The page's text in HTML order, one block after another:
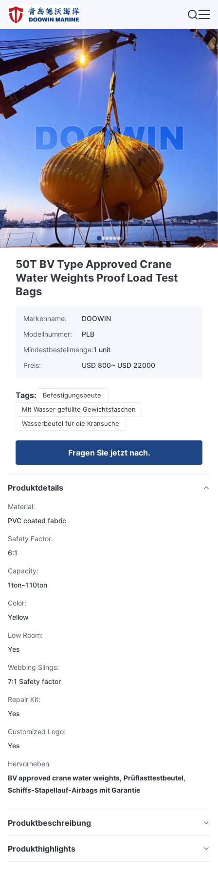
50T BV Type Approved Crane
Water Weights Proof Load Test
Bags
Markenname:
DOOWIN
Modellnummer:
PLB
Mindestbestellmenge:1 unit
Preis:
USD 800~ USD 22000
Tags:
Befestigungsbeutel
Mit Wasser gefüllte Gewichtstaschen
Wasserbeutel für die Kransuche
Fragen Sie jetzt nach.
Produktdetails
Material:
PVC coated fabric
Safety Factor:
6:1
Capacity:
1ton~110ton
Color:
Yellow
Low Room:
Yes
Webbing Slings:
7:1 Safety factor
Repair Kit:
Yes
Customized Logo:
Yes
Hervorheben
BV approved crane water weights, Prüflasttestbeutel,
Schiffs-Stapellauf-Airbags mit Garantie
Produktbeschreibung
50T BV Typgenehmigte
Produkthighlights